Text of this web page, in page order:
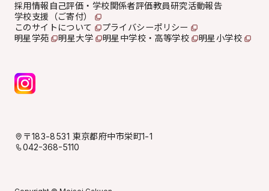
〒183-8531 東京都府中市栄町1-1
042-368-5110
採用情報 自己評価・学校関係者評価教員研究活動報告
学校支援（ご寄付）
このサイトについて
プライバシーポリシー
明星学苑
明星大学 明星中学校・高等学校 明星小学校